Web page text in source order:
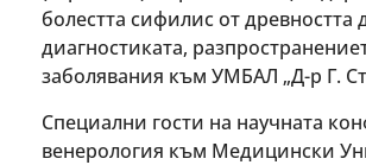
болестта сифилис от
диагностиката,
заболявания към УМБАЛ „Д-р Г.
Специални гости на научната
венерология към Медицински